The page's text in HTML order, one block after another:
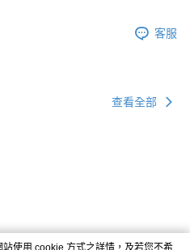
客服
查看全部
使用 cookie 方式之詳情，及若您不希